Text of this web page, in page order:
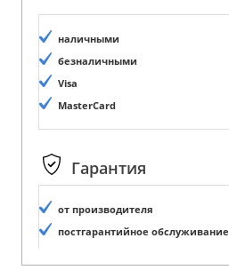
наличными
безналичными
Visa
MasterCard
Гарантия
от производителя
постгарантийное обслуживание